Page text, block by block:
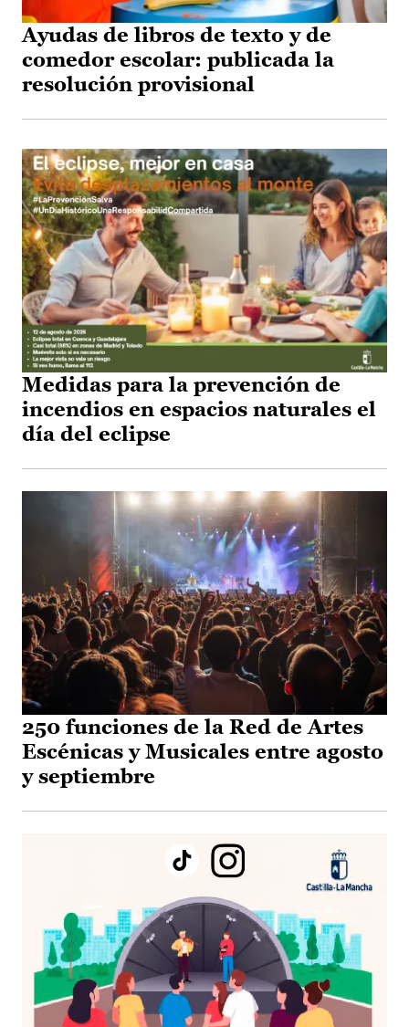
Ayudas de libros de texto y de
comedor escolar: publicada la
resolución provisional
Medidas para la prevención de
incendios en espacios naturales el
día del eclipse
250 funciones de la Red de Artes
Escénicas y Musicales entre agosto
y septiembre